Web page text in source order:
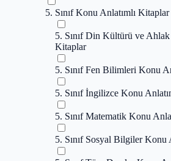
5. Sınıf Konu Anlatımlı Kitaplar
5. Sınıf Din Kültürü ve
Kitaplar
5. Sınıf Fen Bilimleri Konu
5. Sınıf İngilizce Konu
5. Sınıf Matematik Konu
5. Sınıf Sosyal Bilgiler Konu